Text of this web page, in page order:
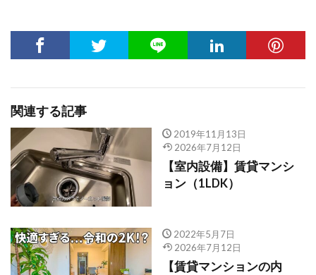
関連する記事
2019年11月13日
2026年7月12日
【室内設備】賃貸マンシ
ョン（1LDK）
2022年5月7日
2026年7月12日
【賃貸マンションの内